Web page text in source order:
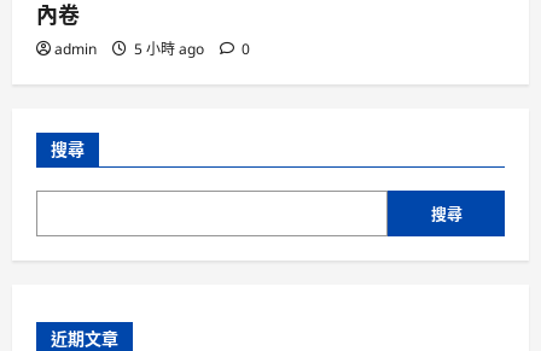
內卷
admin 5 小時 ago 0
搜尋
搜尋
近期文章